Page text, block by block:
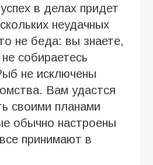
в делах придет
неудачных
не беда: вы знаете,
собираетесь
не исключены
Вам удастся
своими планами
обычно настроены
принимают в